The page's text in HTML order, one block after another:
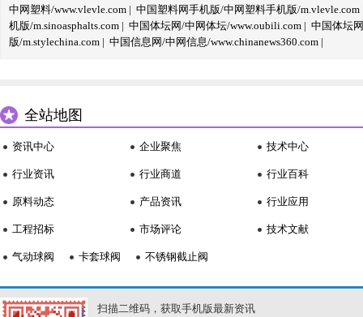
中网塑料/www.vlevle.com | 中国塑料网手机版/中网塑料手机版/m.vlevle.com
机版/m.sinoasphalts.com | 中国体坛网/中网体坛/www.oubili.com | 中国体坛
版/m.stylechina.com | 中国信息网/中网信息/www.chinanews360.com |
全站地图
资讯中心
行业资讯
原料动态
工程招标
企业聚焦
行业商道
产品资讯
市场评论
技术中心
行业百科
行业应用
技术文献
气动球阀 卡套球阀 不锈钢截止阀
扫描二维码，获取手机版最新资讯